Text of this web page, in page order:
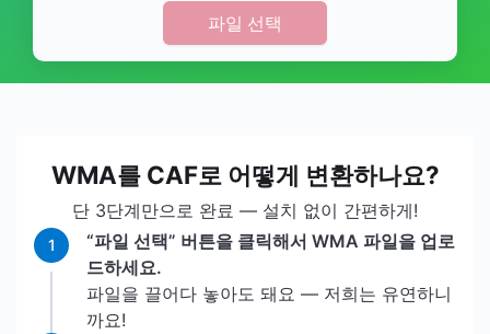
파일 선택
WMA를 CAF로 어떻게 변환하나요?
단 3단계만으로 완료 — 설치 없이 간편하게!
1
“파일 선택” 버튼을 클릭해서 WMA 파일을 업로
드하세요.
파일을 끌어다 놓아도 돼요 — 저희는 유연하니
까요!